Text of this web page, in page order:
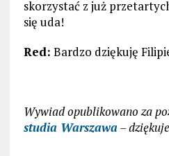
skorzystać z już
się uda!
Red: Bardzo dziękuję
Wywiad opublikowano za
studia Warszawa–